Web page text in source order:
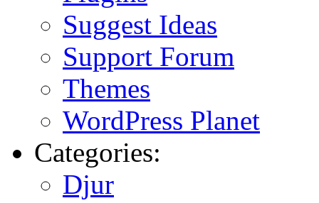
Suggest Ideas
Support Forum
Themes
WordPress Planet
Categories:
Djur